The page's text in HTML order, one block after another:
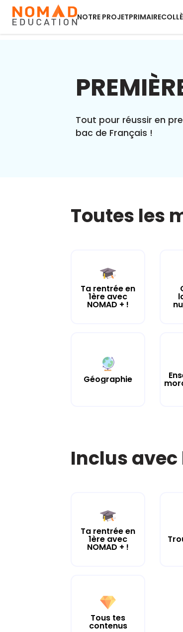
NOTRE PROJETPRIMAIRE
Tout pour réussir en
bac de Français !
Toutes les
Ta rentrée en
1ère avec
NOMAD + !
Géographie
Inclus avec
Ta rentrée en
1ère avec
NOMAD + !
Tous tes
contenus